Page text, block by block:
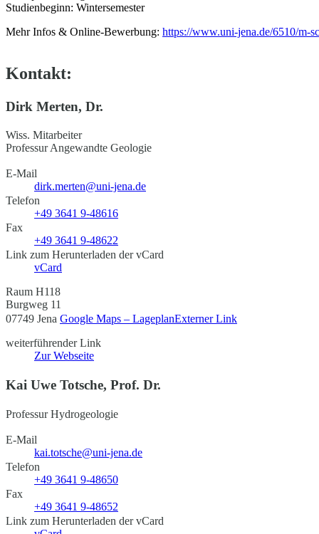
Studienbeginn: Wintersemester
Mehr Infos & Online-Bewerbung: https://www.uni-jena.de/6510/m-
Kontakt:
Dirk Merten, Dr.
Wiss. Mitarbeiter
Professur Angewandte Geologie
E-Mail
dirk.merten@uni-jena.de
Telefon
+49 3641 9-48616
Fax
+49 3641 9-48622
Link zum Herunterladen der vCard
vCard
Raum H118
Burgweg 11
07749 Jena Google Maps – LageplanExterner Link
weiterführender Link
Zur Webseite
Kai Uwe Totsche, Prof. Dr.
Professur Hydrogeologie
E-Mail
kai.totsche@uni-jena.de
Telefon
+49 3641 9-48650
Fax
+49 3641 9-48652
Link zum Herunterladen der vCard